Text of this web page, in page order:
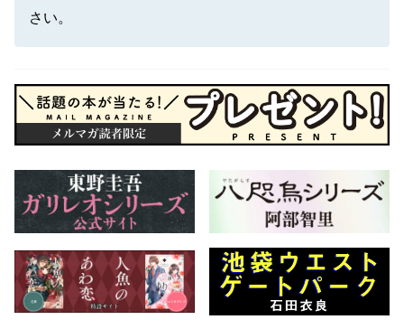
さい。